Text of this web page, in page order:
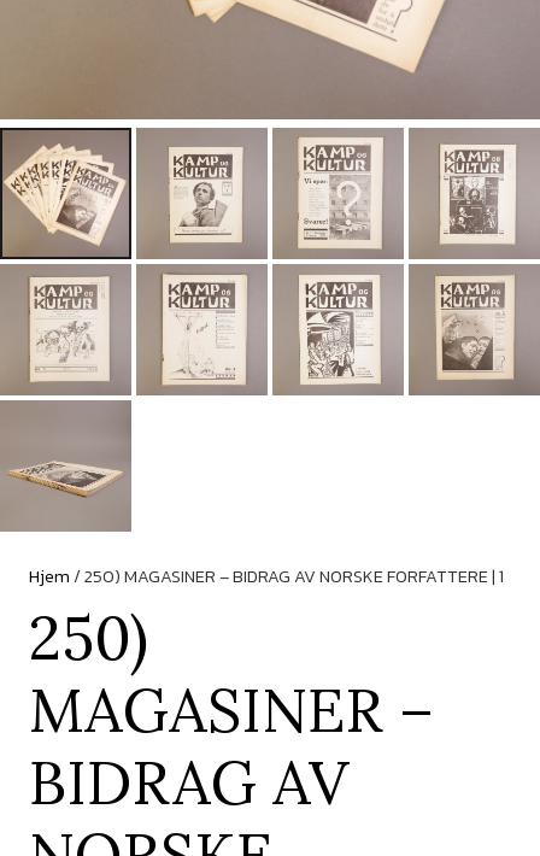
Hjem/ 250) MAGASINER – BIDRAG AV NORSKE FORFATTERE | 1
250)
MAGASINER –
BIDRAG AV